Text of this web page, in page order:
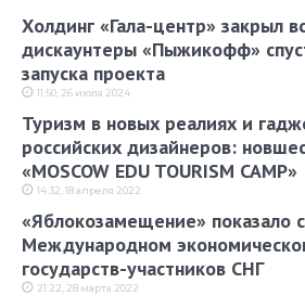
Холдинг «Гала-центр» закрыл
дискаунтеры «Пыжикофф»
запуска проекта
11:50, 26 июля 2024
Туризм в новых реалиях и
российских дизайнеров:
«MOSCOW EDU TOURISM CAMP»
14:32, 18 апреля 2022
«Яблокозамещение» показало
Международном
государств-участников СНГ
21:22, 28 марта 2022